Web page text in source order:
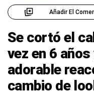
Añadir El
Se cortó el
vez en 6
adorable
cambio de